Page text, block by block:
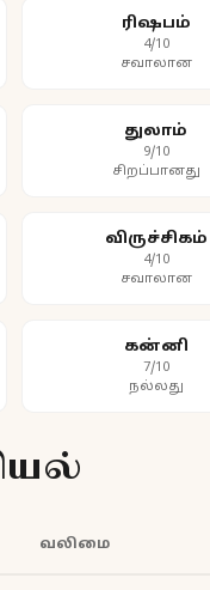
ரிஷபம்
4/10
சவாலான
துலாம்
9/10
சிறப்பானது
விருச்சிகம்
4/10
சவாலான
கன்னி
7/10
நல்லது
வலிமை